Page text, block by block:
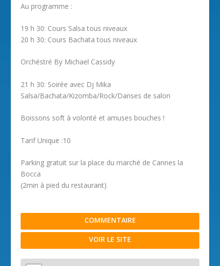
Au programme :
19 h 30: Cours Salsa tous niveaux
20 h 30: Cours Bachata tous niveaux
Orchéstré By Michael Cassidy
21 h 30: Soirée avec Dj Mika
Salsa/Bachata/Kizomba/Rock/Danses de salon
Boissons soft à volonté et amuses bouches !
Tarif Unique :10
Parking gratuit sur la place du marché de Cannes la
Bocca
(2min à pied du restaurant)
COMMENTAIRE
VOIR LE SITE